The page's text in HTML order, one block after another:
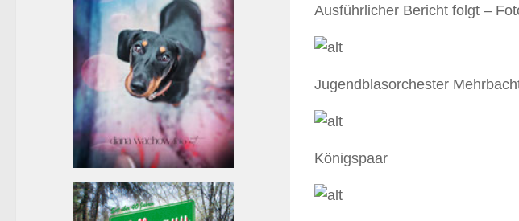
Ausführlicher Bericht folgt –
Jugendblasorchester
Königspaar